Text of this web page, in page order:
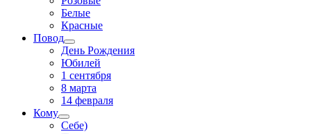
Белые
Красные
Повод
День Рождения
Юбилей
1 сентября
8 марта
14 февраля
Кому
Себе)